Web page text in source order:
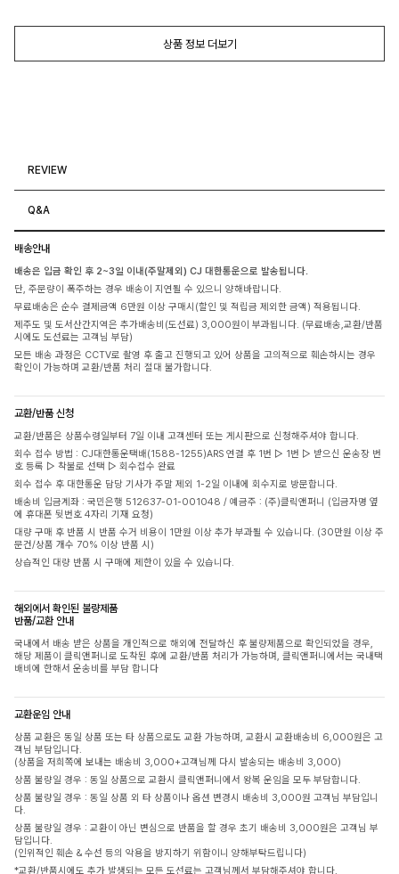
상품 정보 더보기
REVIEW
Q&A
배송안내
배송은 입금 확인 후 2~3일 이내(주말제외) CJ 대한통운으로 발송됩니다.
단, 주문량이 폭주하는 경우 배송이 지연될 수 있으니 양해바랍니다.
무료배송은 순수 결제금액 6만원 이상 구매시(할인 및 적립금 제외한 금액) 적용됩니다.
제주도 및 도서산간지역은 추가배송비(도선료) 3,000원이 부과됩니다. (무료배송,교환/반품
시에도 도선료는 고객님 부담)
모든 배송 과정은 CCTV로 촬영 후 출고 진행되고 있어 상품을 고의적으로 훼손하시는 경우
확인이 가능하며 교환/반품 처리 절대 불가합니다.
교환/반품 신청
교환/반품은 상품수령일부터 7일 이내 고객센터 또는 게시판으로 신청해주셔야 합니다.
회수 접수 방법 : CJ대한통운택배(1588-1255)ARS 연결 후 1번 ▷ 1번 ▷ 받으신 운송장 번
호 등록 ▷ 착불로 선택 ▷ 회수접수 완료
회수 접수 후 대한통운 담당 기사가 주말 제외 1-2일 이내에 회수지로 방문합니다.
배송비 입금계좌 : 국민은행 512637-01-001048 / 예금주 : (주)클릭앤퍼니 (입금자명 옆
에 휴대폰 뒷번호 4자리 기재 요청)
대량 구매 후 반품 시 반품 수거 비용이 1만원 이상 추가 부과될 수 있습니다. (30만원 이상 주
문건/상품 개수 70% 이상 반품 시)
상습적인 대량 반품 시 구매에 제한이 있을 수 있습니다.
해외에서 확인된 불량제품
반품/교환 안내
국내에서 배송 받은 상품을 개인적으로 해외에 전달하신 후 불량제품으로 확인되었을 경우,
해당 제품이 클릭앤퍼니로 도착된 후에 교환/반품 처리가 가능하며, 클릭앤퍼니에서는 국내택
배비에 한해서 운송비를 부담 합니다
교환운임 안내
상품 교환은 동일 상품 또는 타 상품으로도 교환 가능하며, 교환시 교환배송비 6,000원은 고
객님 부담입니다.
(상품을 저희쪽에 보내는 배송비 3,000+고객님께 다시 발송되는 배송비 3,000)
상품 불량일 경우 : 동일 상품으로 교환시 클릭앤퍼니에서 왕복 운임을 모두 부담합니다.
상품 불량일 경우 : 동일 상품 외 타 상품이나 옵션 변경시 배송비 3,000원 고객님 부담입니
다.
상품 불량일 경우 : 교환이 아닌 변심으로 반품을 할 경우 초기 배송비 3,000원은 고객님 부
담입니다.
(인위적인 훼손 & 수선 등의 악용을 방지하기 위함이니 양해부탁드립니다)
*교환/반품시에도 추가 발생되는 모든 도선료는 고객님께서 부담해주셔야 합니다.